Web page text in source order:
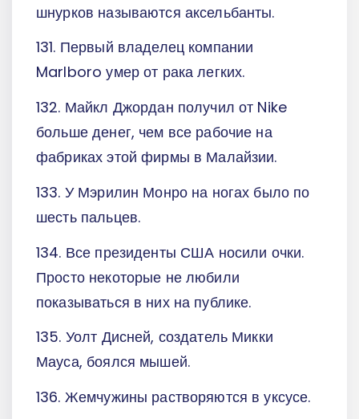
шнурков называются аксельбанты.
131. Первый владелец компании
Marlboro умер от рака легких.
132. Майкл Джордан получил от Nike
больше денег, чем все рабочие на
фабриках этой фирмы в Малайзии.
133. У Мэрилин Монро на ногах было по
шесть пальцев.
134. Все президенты США носили очки.
Просто некоторые не любили
показываться в них на публике.
135. Уолт Дисней, создатель Микки
Мауса, боялся мышей.
136. Жемчужины растворяются в уксусе.